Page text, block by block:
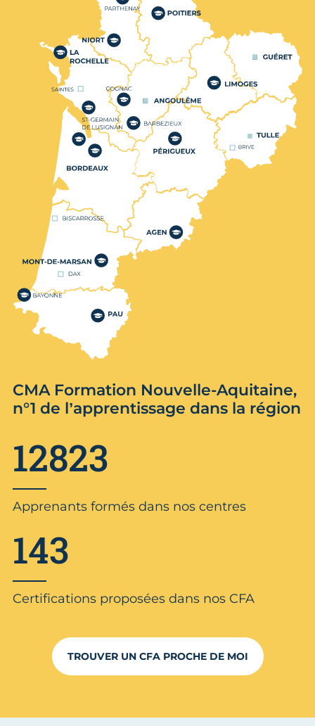
CMA Formation Nouvelle-Aquitaine,
n°1 de l’apprentissage dans la région
12823
Apprenants formés dans nos centres
143
Certifications proposées dans nos CFA
TROUVER UN CFA PROCHE DE MOI